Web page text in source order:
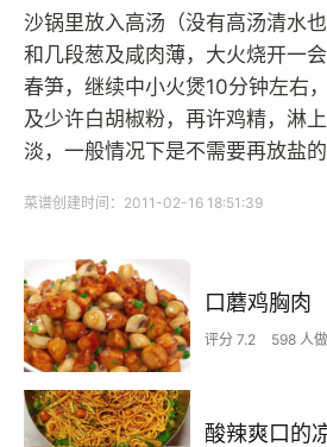
沙锅里放入高汤（没有高汤清水
和几段葱及咸肉薄，大火烧开一
春笋，继续中小火煲10分钟左右
及少许白胡椒粉，再许鸡精，淋
淡，一般情况下是不需要再放盐的
菜谱创建时间：2011-02-16 18:51:39
口蘑鸡胸肉
评分 7.2 598 人